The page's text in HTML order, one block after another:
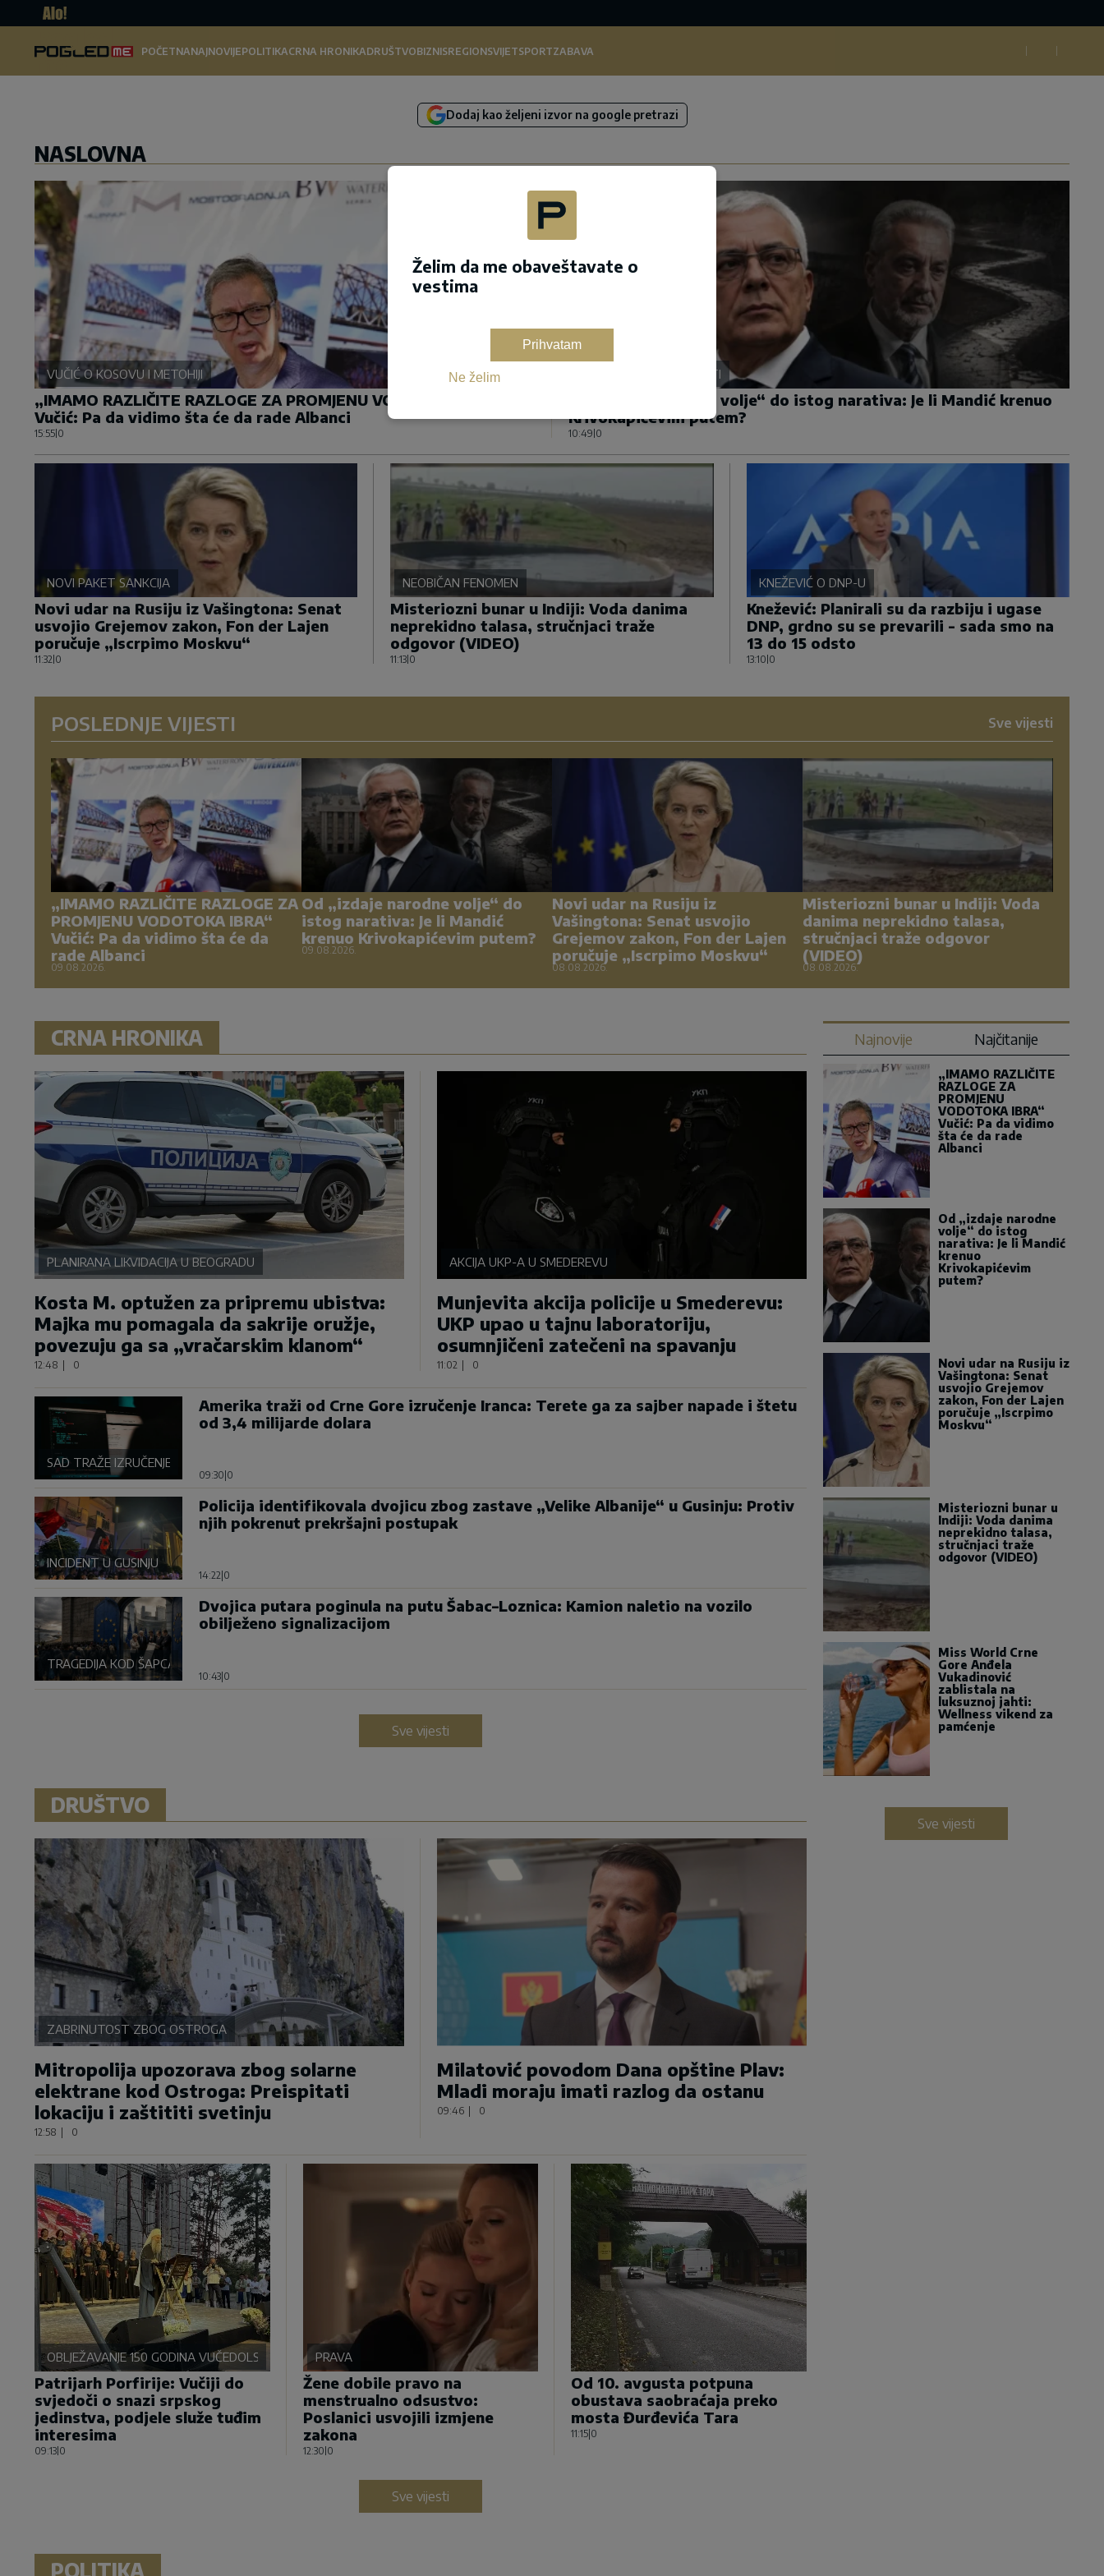
Pogled.
me POČETNANAJNOVIJEPOLITIKACRNA HRONIKADRUŠTVOBIZNISREGIONSVIJETSPORTZABAVA
Želim da me obaveštavate o
vestima
Prihvatam
Ne želim
Dodaj kao željeni izvor na google pretrazi
NASLOVNA
VUČIĆ O KOSOVU I METOHIJI
„IMAMO RAZLIČITE RAZLOGE ZA PROMJENU VODOTOKA IBRA“
Vučić: Pa da vidimo šta će da rade Albanci
15:55 0
OD OPOZICIJE DO VLASTI
Od „izdaje narodne volje“ do istog narativa: Je li Mandić krenuo
Krivokapićevim putem?
10:49 0
NOVI PAKET SANKCIJA
Novi udar na Rusiju iz Vašingtona: Senat
usvojio Grejemov zakon, Fon der Lajen
poručuje „Iscrpimo Moskvu“
11:32 0
NEOBIČAN FENOMEN
Misteriozni bunar u Indiji: Voda danima
neprekidno talasa, stručnjaci traže
odgovor (VIDEO)
11:13 0
KNEŽEVIĆ O DNP-U
Knežević: Planirali su da razbiju i ugase
DNP, grdno su se prevarili - sada smo na
13 do 15 odsto
13:10 0
POSLEDNJE VIJESTI Sve vijesti
„IMAMO RAZLIČITE RAZLOGE ZA
PROMJENU VODOTOKA IBRA“
Vučić: Pa da vidimo šta će da
rade Albanci
09.08.2026.
Od „izdaje narodne volje“ do
istog narativa: Je li Mandić
krenuo Krivokapićevim putem?
09.08.2026.
Novi udar na Rusiju iz
Vašingtona: Senat usvojio
Grejemov zakon, Fon der Lajen
poručuje „Iscrpimo Moskvu“
08.08.2026.
Misteriozni bunar u Indiji: Voda
danima neprekidno talasa,
stručnjaci traže odgovor
(VIDEO)
08.08.2026.
CRNA HRONIKA
PLANIRANA LIKVIDACIJA U BEOGRADU
Kosta M. optužen za pripremu ubistva:
Majka mu pomagala da sakrije oružje,
povezuju ga sa „vračarskim klanom“
12:48 0
AKCIJA UKP-A U SMEDEREVU
Munjevita akcija policije u Smederevu:
UKP upao u tajnu laboratoriju,
osumnjičeni zatečeni na spavanju
11:02 0
SAD TRAŽE IZRUČENJE
Amerika traži od Crne Gore izručenje Iranca: Terete ga za sajber napade i štetu
od 3,4 milijarde dolara
09:30 0
INCIDENT U GUSINJU
Policija identifikovala dvojicu zbog zastave „Velike Albanije“ u Gusinju: Protiv
njih pokrenut prekršajni postupak
14:22 0
TRAGEDIJA KOD ŠAPCA
Dvojica putara poginula na putu Šabac–Loznica: Kamion naletio na vozilo
obilježeno signalizacijom
10:43|0
Sve vijesti
DRUŠTVO
ZABRINUTOST ZBOG OSTROGA
Mitropolija upozorava zbog solarne
elektrane kod Ostroga: Preispitati
lokaciju i zaštititi svetinju
12:58 | 0
Milatović povodom Dana opštine Plav:
Mladi moraju imati razlog da ostanu
09:46 | 0
OBLJEŽAVANJE 150 GODINA VUČEDOLSKE BITKE
Patrijarh Porfirije: Vučiji do
svjedoči o snazi srpskog
jedinstva, podjele služe tuđim
interesima
09:13|0
PRAVA
Žene dobile pravo na
menstrualno odsustvo:
Poslanici usvojili izmjene
zakona
12:30|0
Od 10. avgusta potpuna
obustava saobraćaja preko
mosta Đurđevića Tara
11:15|0
Sve vijesti
POLITIKA
Najnovije Najčitanije
„IMAMO RAZLIČITE
RAZLOGE ZA
PROMJENU
VODOTOKA IBRA“
Vučić: Pa da vidimo
šta će da rade
Albanci
Od „izdaje narodne
volje“ do istog
narativa: Je li Mandić
krenuo
Krivokapićevim
putem?
Novi udar na Rusiju iz
Vašingtona: Senat
usvojio Grejemov
zakon, Fon der Lajen
poručuje „Iscrpimo
Moskvu“
Misteriozni bunar u
Indiji: Voda danima
neprekidno talasa,
stručnjaci traže
odgovor (VIDEO)
Miss World Crne
Gore Anđela
Vukadinović
zablistala na
luksuznoj jahti:
Wellness vikend za
pamćenje
Sve vijesti